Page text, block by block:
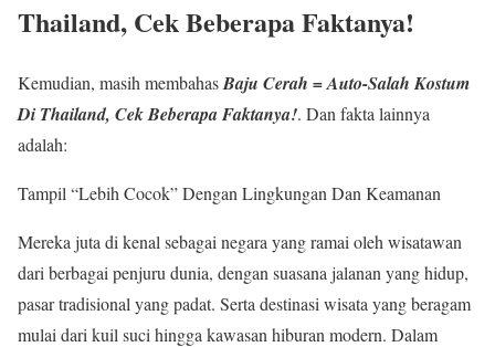
Thailand, Cek Beberapa Faktanya!
Kemudian, masih membahasBaju Cerah = Auto-Salah Kostum
Di Thailand, Cek Beberapa Faktanya!. Dan fakta lainnya
adalah:
Tampil “Lebih Cocok” Dengan Lingkungan Dan Keamanan
Mereka juta di kenal sebagai negara yang ramai oleh wisatawan
dari berbagai penjuru dunia, dengan suasana jalanan yang hidup,
pasar tradisional yang padat. Serta destinasi wisata yang beragam
mulai dari kuil suci hingga kawasan hiburan modern. Dalam